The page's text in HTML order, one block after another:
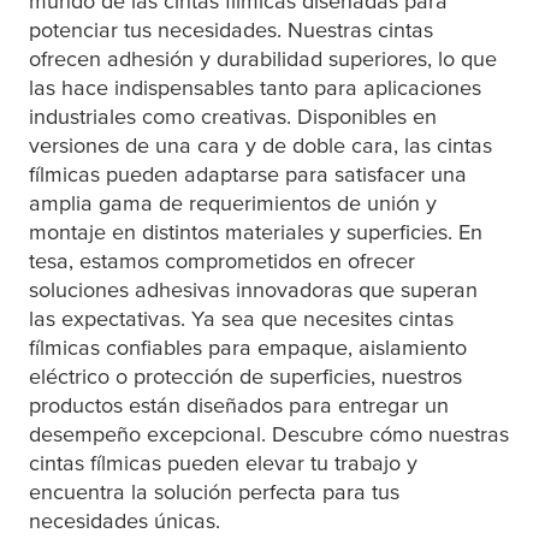
potenciar tus necesidades. Nuestras cintas
ofrecen adhesión y durabilidad superiores, lo que
las hace indispensables tanto para aplicaciones
industriales como creativas. Disponibles en
versiones de una cara y de doble cara, las cintas
fílmicas pueden adaptarse para satisfacer una
amplia gama de requerimientos de unión y
montaje en distintos materiales y superficies. En
tesa, estamos comprometidos en ofrecer
soluciones adhesivas innovadoras que superan
las expectativas. Ya sea que necesites cintas
fílmicas confiables para empaque, aislamiento
eléctrico o protección de superficies, nuestros
productos están diseñados para entregar un
desempeño excepcional. Descubre cómo nuestras
cintas fílmicas pueden elevar tu trabajo y
encuentra la solución perfecta para tus
necesidades únicas.